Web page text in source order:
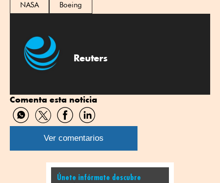
NASA Boeing
Reuters
Comenta esta noticia
Compartir
por
WhatsApp
Compartir
por
Twitter
Compartir
por
Facebook
Compartir
por
Linkedin
Ver comentarios
Únete infórmate descubre